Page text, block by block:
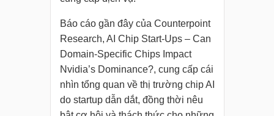
Báo cáo gần đây của Counterpoint
Research, AI Chip Start-Ups – Can
Domain-Specific Chips Impact
Nvidia’s Dominance?, cung cấp cái
nhìn tổng quan về thị trường chip AI
do startup dẫn dắt, đồng thời nêu